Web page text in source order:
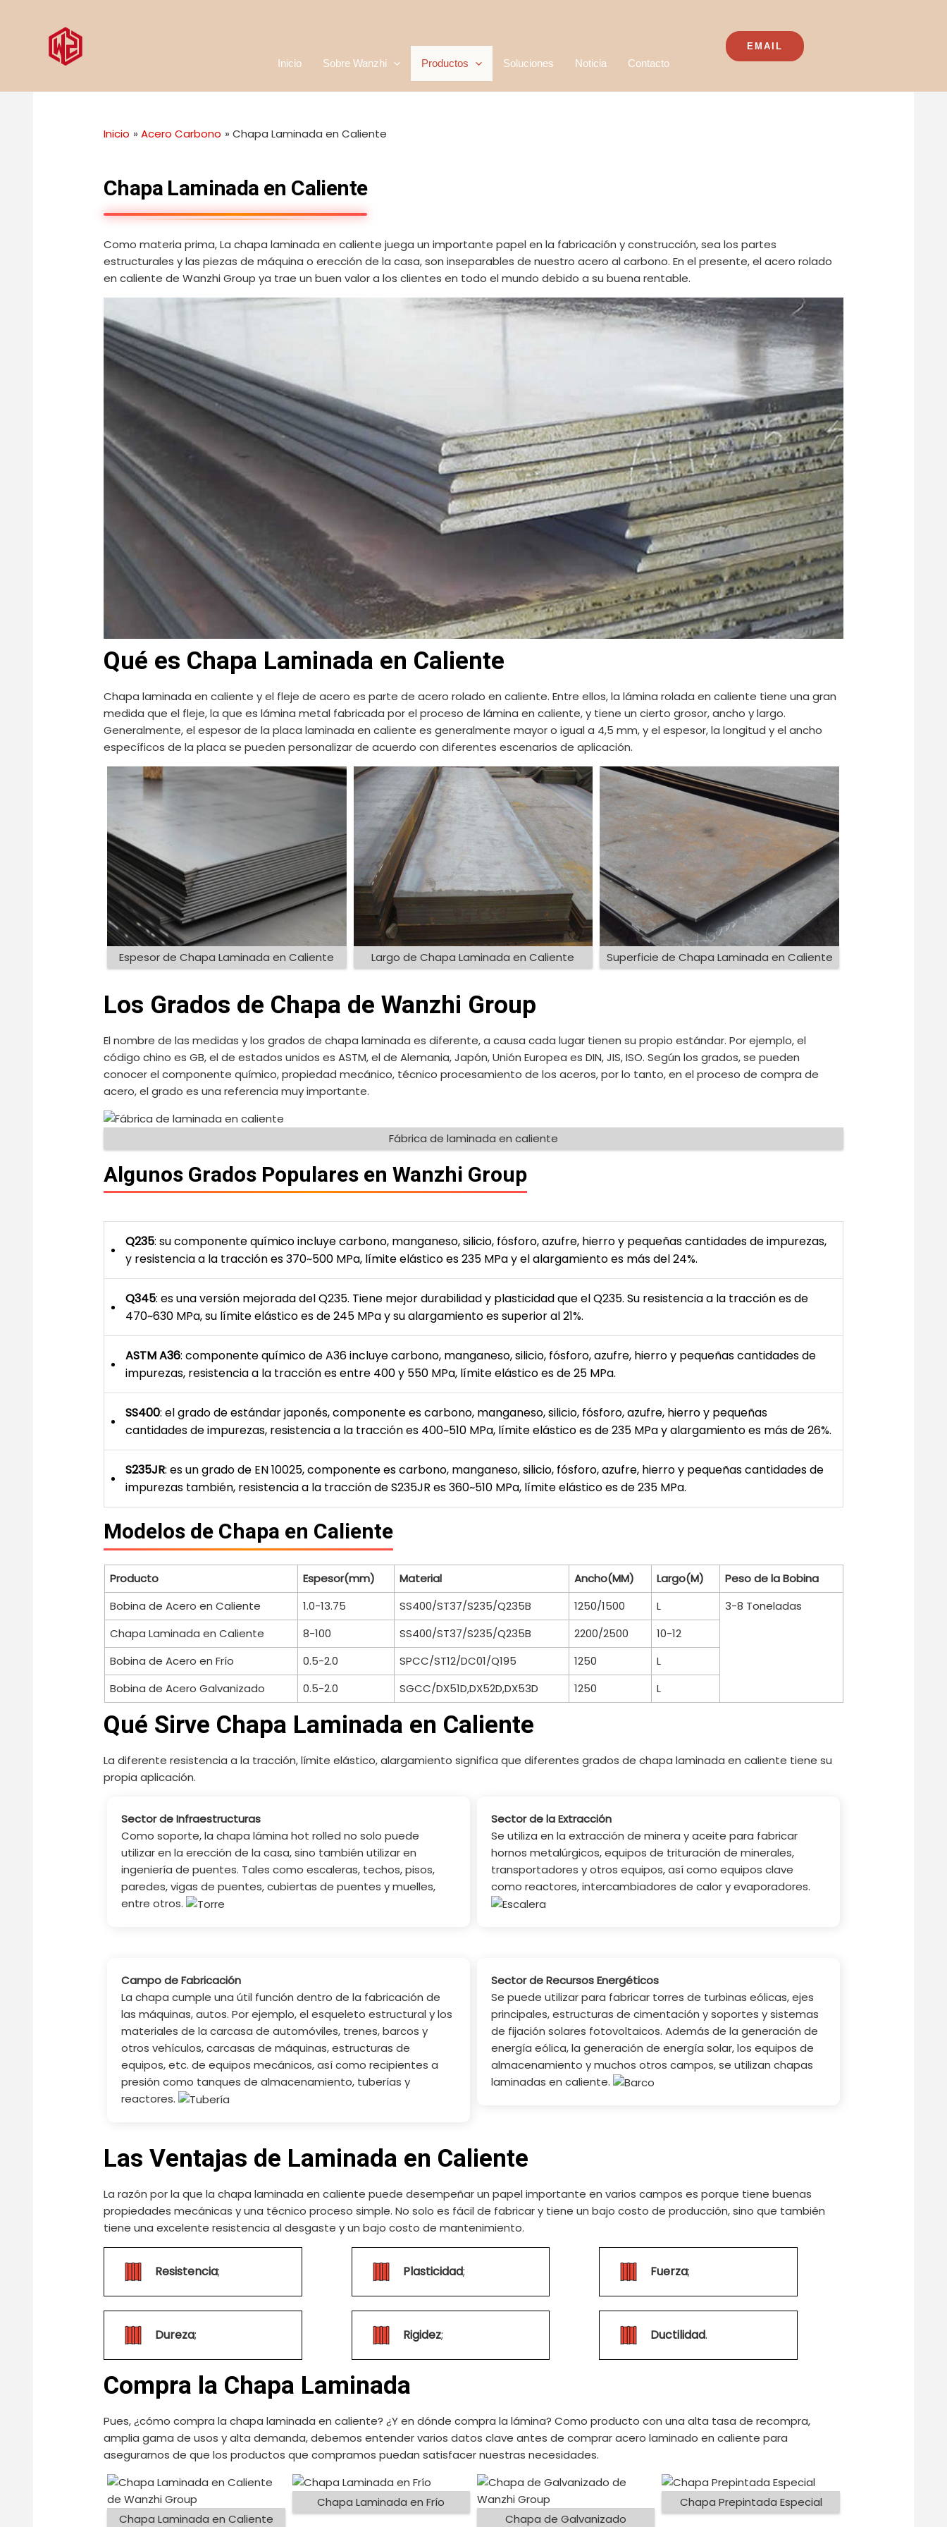
contenido
Inicio Sobre Wanzhi Productos Soluciones Noticia Contacto
EMAIL
Inicio Acero Carbono Chapa Laminada en Caliente
Chapa Laminada en Caliente
Como materia prima, La chapa laminada en caliente juega un importante papel en la fabricación y construcción, sea los partes
estructurales y las piezas de máquina o erección de la casa, son inseparables de nuestro acero al carbono. En el presente, el acero rolado
en caliente de Wanzhi Group ya trae un buen valor a los clientes en todo el mundo debido a su buena rentable.
Qué es Chapa Laminada en Caliente
Chapa laminada en caliente y el fleje de acero es parte de acero rolado en caliente. Entre ellos, la lámina rolada en caliente tiene una gran
medida que el fleje, la que es lámina metal fabricada por el proceso de lámina en caliente, y tiene un cierto grosor, ancho y largo.
Generalmente, el espesor de la placa laminada en caliente es generalmente mayor o igual a 4,5 mm, y el espesor, la longitud y el ancho
específicos de la placa se pueden personalizar de acuerdo con diferentes escenarios de aplicación.
Espesor de Chapa Laminada en Caliente Largo de Chapa Laminada en Caliente Superficie de Chapa Laminada en Caliente
Los Grados de Chapa de Wanzhi Group
El nombre de las medidas y los grados de chapa laminada es diferente, a causa cada lugar tienen su propio estándar. Por ejemplo, el
código chino es GB, el de estados unidos es ASTM, el de Alemania, Japón, Unión Europea es DIN, JIS, ISO. Según los grados, se pueden
conocer el componente químico, propiedad mecánico, técnico procesamiento de los aceros, por lo tanto, en el proceso de compra de
acero, el grado es una referencia muy importante.
Fábrica de laminada en caliente
Algunos Grados Populares en Wanzhi Group
Q235: su componente químico incluye carbono, manganeso, silicio, fósforo, azufre, hierro y pequeñas cantidades de impurezas,
y resistencia a la tracción es 370~500 MPa, límite elástico es 235 MPa y el alargamiento es más del 24%.
Q345: es una versión mejorada del Q235. Tiene mejor durabilidad y plasticidad que el Q235. Su resistencia a la tracción es de
470~630 MPa, su límite elástico es de 245 MPa y su alargamiento es superior al 21%.
ASTM A36: componente químico de A36 incluye carbono, manganeso, silicio, fósforo, azufre, hierro y pequeñas cantidades de
impurezas, resistencia a la tracción es entre 400 y 550 MPa, límite elástico es de 25 MPa.
SS400: el grado de estándar japonés, componente es carbono, manganeso, silicio, fósforo, azufre, hierro y pequeñas
cantidades de impurezas, resistencia a la tracción es 400~510 MPa, límite elástico es de 235 MPa y alargamiento es más de 26%.
S235JR: es un grado de EN 10025, componente es carbono, manganeso, silicio, fósforo, azufre, hierro y pequeñas cantidades de
impurezas también, resistencia a la tracción de S235JR es 360~510 MPa, límite elástico es de 235 MPa.
Modelos de Chapa en Caliente
Producto Espesor(mm) Material Ancho(MM) Largo(M)
Peso de la Bobina
Bobina de Acero en Caliente
1.0-13.75 SS400/ST37/S235/Q235B 1250/1500 L
3-8 Toneladas
Chapa Laminada en Caliente
8-100 SS400/ST37/S235/Q235B 2200/2500
10-12
Bobina de Acero en Frío
0.5-2.0 SPCC/ST12/DC01/Q195 1250
L
Bobina de Acero Galvanizado
0.5-2.0 SGCC/DX51D,DX52D,DX53D 1250 L
Qué Sirve Chapa Laminada en Caliente
La diferente resistencia a la tracción, límite elástico, alargamiento significa que diferentes grados de chapa laminada en caliente tiene su
propia aplicación.
Sector de Infraestructuras
Como soporte, la chapa lámina hot rolled no solo puede
utilizar en la erección de la casa, sino también utilizar en
ingeniería de puentes. Tales como escaleras, techos, pisos,
paredes, vigas de puentes, cubiertas de puentes y muelles,
entre otros.
Sector de la Extracción
Se utiliza en la extracción de minera y aceite para fabricar
hornos metalúrgicos, equipos de trituración de minerales,
transportadores y otros equipos, así como equipos clave
como reactores, intercambiadores de calor y evaporadores.
Campo de Fabricación
La chapa cumple una útil función dentro de la fabricación de
las máquinas, autos. Por ejemplo, el esqueleto estructural y los
materiales de la carcasa de automóviles, trenes, barcos y
otros vehículos, carcasas de máquinas, estructuras de
equipos, etc. de equipos mecánicos, así como recipientes a
presión como tanques de almacenamiento, tuberías y
reactores.
Sector de Recursos Energéticos
Se puede utilizar para fabricar torres de turbinas eólicas, ejes
principales, estructuras de cimentación y soportes y sistemas
de fijación solares fotovoltaicos. Además de la generación de
energía eólica, la generación de energía solar, los equipos de
almacenamiento y muchos otros campos, se utilizan chapas
laminadas en caliente.
Las Ventajas de Laminada en Caliente
La razón por la que la chapa laminada en caliente puede desempeñar un papel importante en varios campos es porque tiene buenas
propiedades mecánicas y una técnico proceso simple. No solo es fácil de fabricar y tiene un bajo costo de producción, sino que también
tiene una excelente resistencia al desgaste y un bajo costo de mantenimiento.
Resistencia; Plasticidad; Fuerza;
Dureza; Rigidez; Ductilidad.
Compra la Chapa Laminada
Pues, ¿cómo compra la chapa laminada en caliente? ¿Y en dónde compra la lámina? Como producto con una alta tasa de recompra,
amplia gama de usos y alta demanda, debemos entender varios datos clave antes de comprar acero laminado en caliente para
asegurarnos de que los productos que compramos puedan satisfacer nuestras necesidades.
Chapa Laminada en Caliente
Chapa Laminada en Frío
Chapa de Galvanizado
Chapa Prepintada Especial